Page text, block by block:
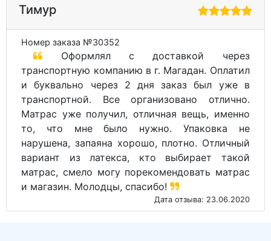
Тимур
Номер заказа №30352
Оформлял с доставкой через
транспортную компанию в г. Магадан. Оплатил
и буквально через 2 дня заказ был уже в
транспортной. Все организовано отлично.
Матрас уже получил, отличная вещь, именно
то, что мне было нужно. Упаковка не
нарушена, запаяна хорошо, плотно. Отличный
вариант из латекса, кто выбирает такой
матрас, смело могу порекомендовать матрас
и магазин. Молодцы, спасибо!
Дата отзыва: 23.06.2020